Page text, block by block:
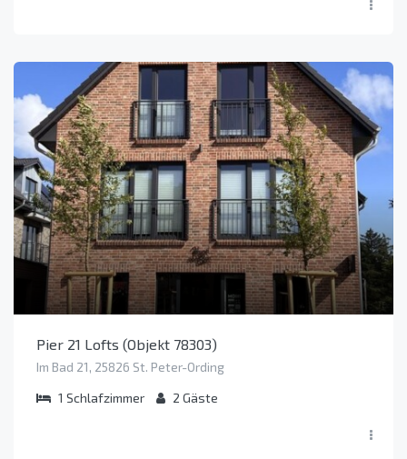
Pier 21 Lofts (Objekt 78303)
Im Bad 21, 25826 St. Peter-Ording
1 Schlafzimmer 2 Gäste